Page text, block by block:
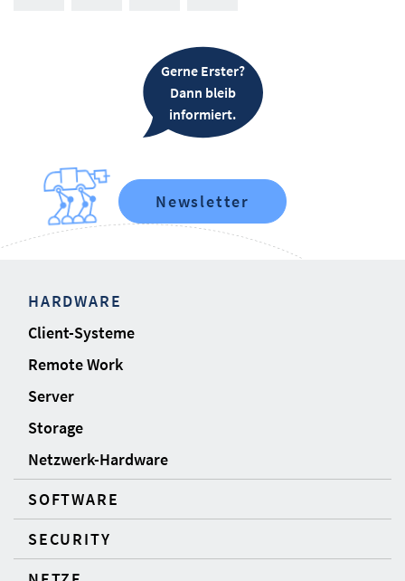
Gerne Erster?
Dann bleib
informiert.
Newsletter
HARDWARE
Client-Systeme
Remote Work
Server
Storage
Netzwerk-Hardware
SOFTWARE
SECURITY